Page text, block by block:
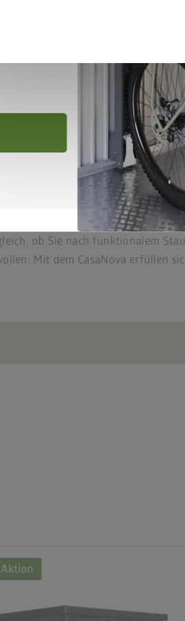
isolierten
Gartenhaus CasaNova
ob Sie nach funktionalem
Mit dem CasaNova erfüllen